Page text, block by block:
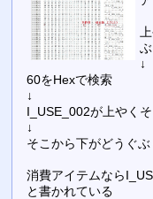
↓
60をHexで検索
↓
I_USE_002が上やく
↓
そこから下がどうぐ
消費アイテムなら
と書かれている